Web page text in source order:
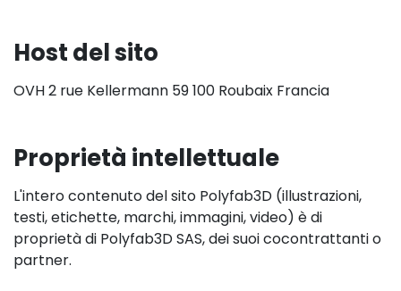
Host del sito
OVH 2 rue Kellermann 59 100 Roubaix Francia
Proprietà intellettuale
L'intero contenuto del sito Polyfab3D (illustrazioni,
testi, etichette, marchi, immagini, video) è di
proprietà di Polyfab3D SAS, dei suoi cocontrattanti o
partner.